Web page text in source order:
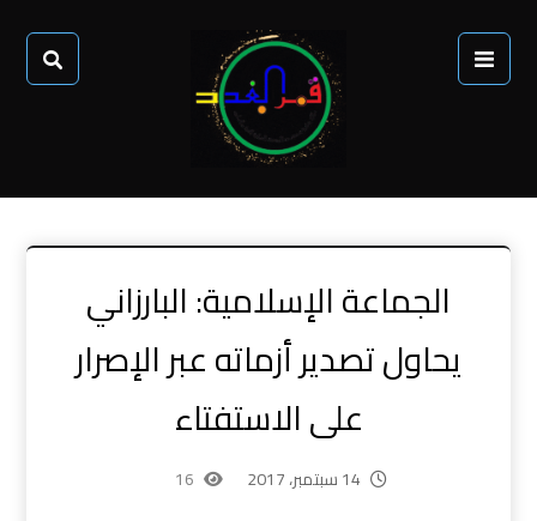
الجماعة الإسلامية: البارزاني
يحاول تصدير أزماته عبر الإصرار
على الاستفتاء
14 سبتمبر، 2017 16